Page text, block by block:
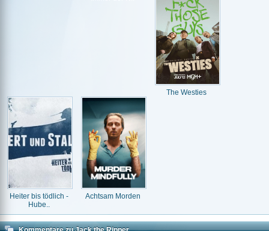
The Westies
Heiter bis tödlich -
Hube..
Achtsam Morden